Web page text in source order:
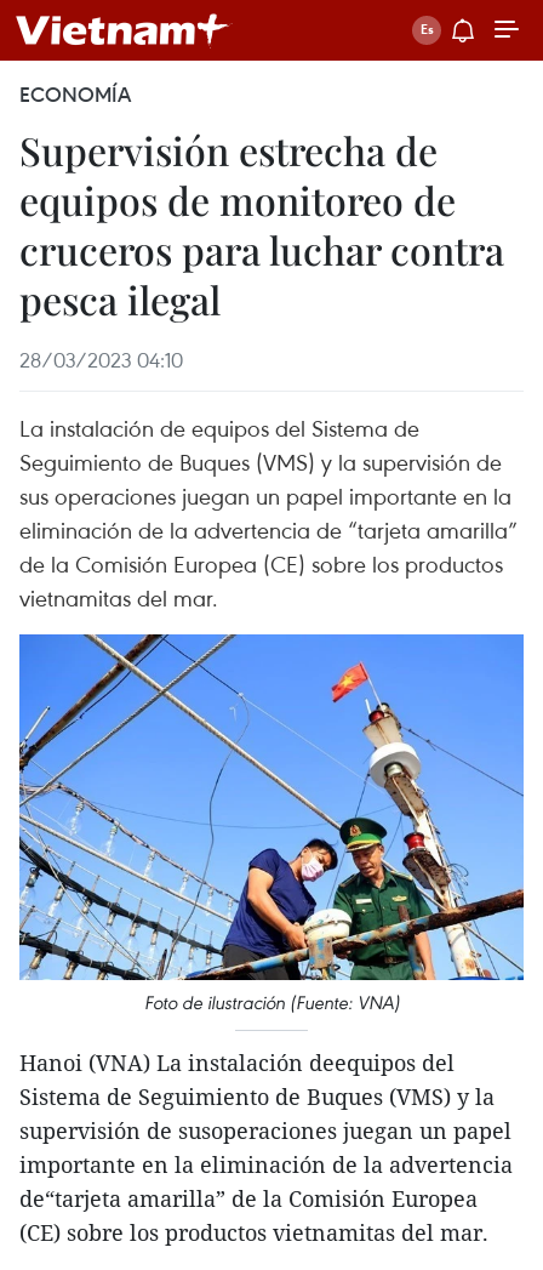
ECONOMÍA
Supervisión estrecha de
equipos de monitoreo de
cruceros para luchar contra
pesca ilegal
28/03/2023 04:10
La instalación de equipos del Sistema de
Seguimiento de Buques (VMS) y la supervisión de
sus operaciones juegan un papel importante en la
eliminación de la advertencia de “tarjeta amarilla”
de la Comisión Europea (CE) sobre los productos
vietnamitas del mar.
Foto de ilustración (Fuente: VNA)
Hanoi (VNA) La instalación deequipos del
Sistema de Seguimiento de Buques (VMS) y la
supervisión de susoperaciones juegan un papel
importante en la eliminación de la advertencia
de“tarjeta amarilla” de la Comisión Europea
(CE) sobre los productos vietnamitas del mar.